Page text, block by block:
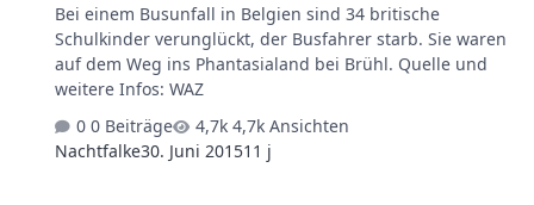
Bei einem Busunfall in Belgien sind 34 britische
Schulkinder verunglückt, der Busfahrer starb. Sie waren
auf dem Weg ins Phantasialand bei Brühl. Quelle und
weitere Infos: WAZ
0 Beiträge
4,7k Ansichten
Nachtfalke30. Juni 201511 j